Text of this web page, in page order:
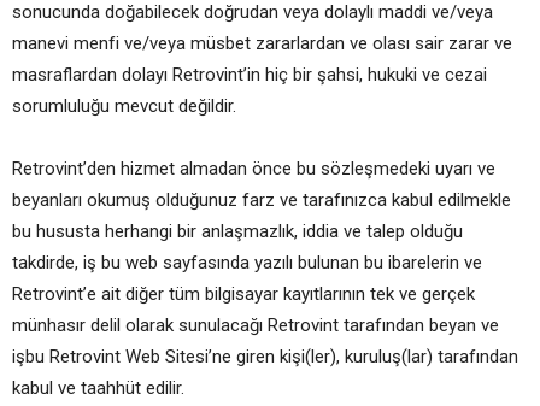
sonucunda doğabilecek doğrudan veya dolaylı maddi ve/veya
manevi menfi ve/veya müsbet zararlardan ve olası sair zarar ve
masraflardan dolayı Retrovint’in hiç bir şahsi, hukuki ve cezai
sorumluluğu mevcut değildir.
Retrovint’den hizmet almadan önce bu sözleşmedeki uyarı ve
beyanları okumuş olduğunuz farz ve tarafınızca kabul edilmekle
bu hususta herhangi bir anlaşmazlık, iddia ve talep olduğu
takdirde, iş bu web sayfasında yazılı bulunan bu ibarelerin ve
Retrovint’e ait diğer tüm bilgisayar kayıtlarının tek ve gerçek
münhasır delil olarak sunulacağı Retrovint tarafından beyan ve
işbu Retrovint Web Sitesi’ne giren kişi(ler), kuruluş(lar) tarafından
kabul ve taahhüt edilir.